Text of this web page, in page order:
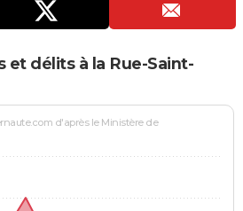
et délits à la Rue-Saint-
d'après le Ministère de